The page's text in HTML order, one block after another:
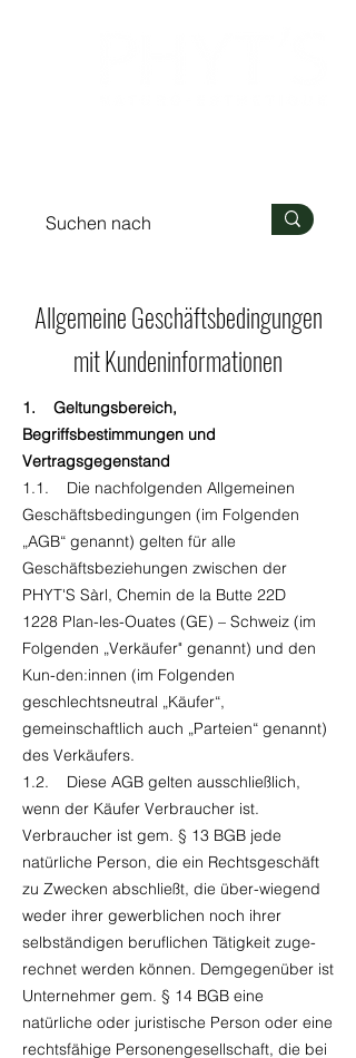
Allgemeine Geschäftsbedingungen
mit Kundeninformationen
1. Geltungsbereich,
Begriffsbestimmungen und
Vertragsgegenstand
1.1. Die nachfolgenden Allgemeinen
Geschäftsbedingungen (im Folgenden
„AGB“ genannt) gelten für alle
Geschäftsbeziehungen zwischen der
PHYT'S Sàrl, Chemin de la Butte 22D
1228 Plan-les-Ouates (GE) – Schweiz (im
Folgenden „Verkäufer" genannt) und den
Kun-den:innen (im Folgenden
geschlechtsneutral „Käufer“,
gemeinschaftlich auch „Parteien“ genannt)
des Verkäufers.
1.2. Diese AGB gelten ausschließlich,
wenn der Käufer Verbraucher ist.
Verbraucher ist gem. § 13 BGB jede
natürliche Person, die ein Rechtsgeschäft
zu Zwecken abschließt, die über-wiegend
weder ihrer gewerblichen noch ihrer
selbständigen beruflichen Tätigkeit zuge-
rechnet werden können. Demgegenüber ist
Unternehmer gem. § 14 BGB eine
natürliche oder juristische Person oder eine
rechtsfähige Personengesellschaft, die bei